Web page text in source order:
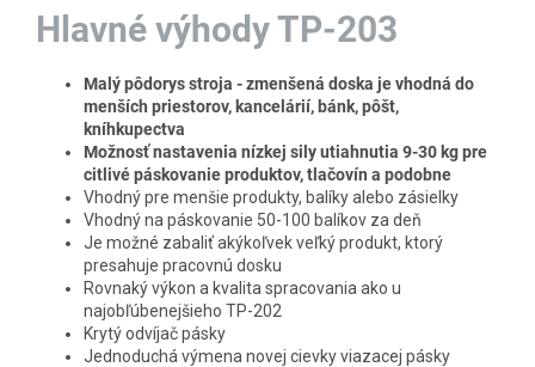
Hlavné výhody TP-203
Malý pôdorys stroja - zmenšená doska je vhodná do
menších priestorov, kancelárií, bánk, pôšt,
kníhkupectva
Možnosť nastavenia nízkej sily utiahnutia 9-30 kg pre
citlivé páskovanie produktov, tlačovín a podobne
Vhodný pre menšie produkty, balíky alebo zásielky
Vhodný na páskovanie 50-100 balíkov za deň
Je možné zabaliť akýkoľvek veľký produkt, ktorý
presahuje pracovnú dosku
Rovnaký výkon a kvalita spracovania ako u
najobľúbenejšieho TP-202
Krytý odvíjač pásky
Jednoduchá výmena novej cievky viazacej pásky